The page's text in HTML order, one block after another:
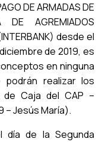
DE ARMADAS DE
DE AGREMIADOS
desde el
de 2019, es
en ninguna
podrán realizar los
Caja del CAP –
– Jesús María).
día de la Segunda